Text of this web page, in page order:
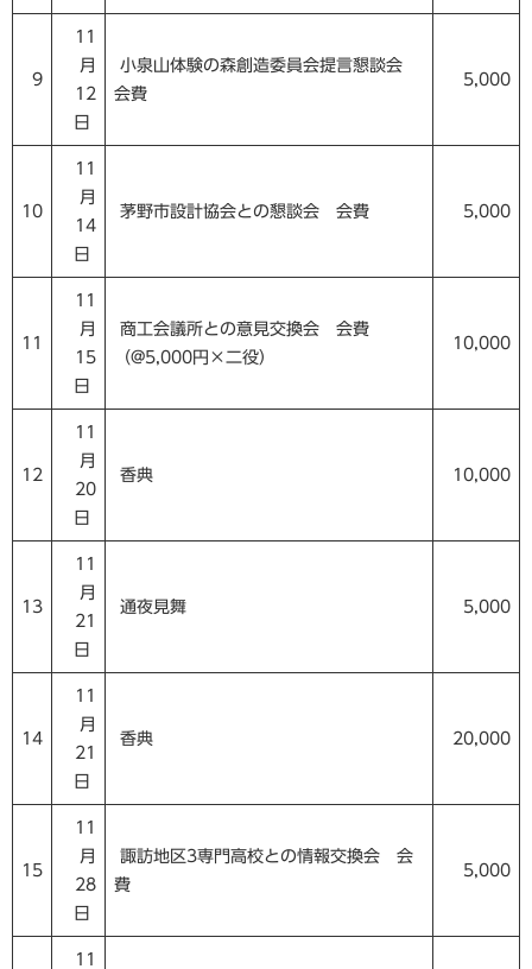
9
11
月
12
日
小泉山体験の森創造委員会提言懇談会
会費
5,000
10
11
月
14
日
茅野市設計協会との懇談会 会費 5,000
11
11
月
15
日
商工会議所との意見交換会 会費
（@5,000円×二役）
10,000
12
11
月
20
日
香典 10,000
13
11
月
21
日
通夜見舞 5,000
14
11
月
21
日
香典 20,000
15
11
月
28
日
諏訪地区3専門高校との情報交換会 会
費
5,000
11